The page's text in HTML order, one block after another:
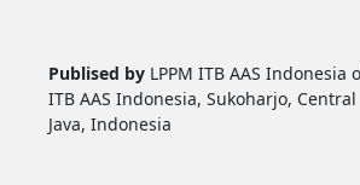
Publised by LPPM ITB AAS Indonesia
ITB AAS Indonesia, Sukoharjo, Central
Java, Indonesia